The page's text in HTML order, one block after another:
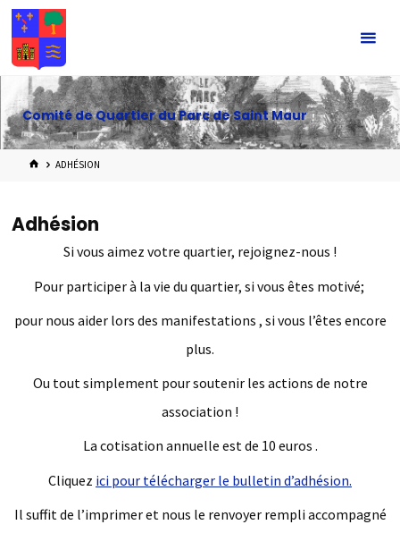
Skip
content
Comité de Quartier du Parc de Saint Maur
HOMEADHÉSION
Adhésion
Si vous aimez votre quartier, rejoignez-nous !
Pour participer à la vie du quartier, si vous êtes motivé;
pour nous aider lors des manifestations , si vous l’êtes encore
plus.
Ou tout simplement pour soutenir les actions de notre
association !
La cotisation annuelle est de 10 euros .
Cliquez ici pour télécharger le bulletin d’adhésion.
Il suffit de l’imprimer et nous le renvoyer rempli accompagné